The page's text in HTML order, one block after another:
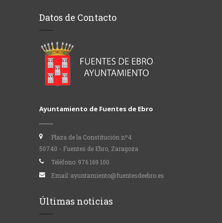
Datos de Contacto
Ayuntamiento de Fuentes de Ebro
Plaza de la Constitución nº4
50740 - Fuentes de Ebro, Zaragoza
Teléfono: 976 169 100
Email: ayuntamiento@fuentesdeebro.es
Últimas noticias